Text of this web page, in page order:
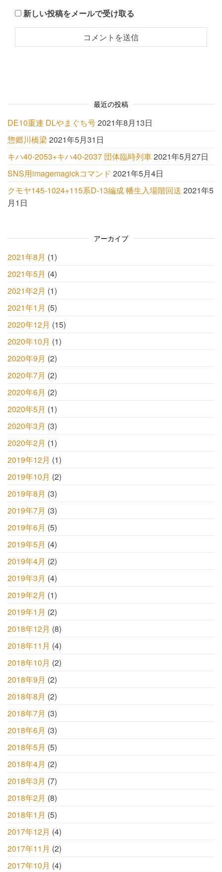
新しい投稿をメールで受け取る
最近の投稿
DE10重連 DLやまぐち号2021年8月13日
惣郷川橋梁 2021年5月31日
キハ40-2053+キハ40-2037 団体臨時列車2021年5月27日
SNS用imagemagickコマンド 2021年5月4日
クモヤ145-1024+115系D-13編成 幡生入場階回送 2021年5
月1日
アーカイブ
2021年8月 (1)
2021年5月 (4)
2021年2月 (1)
2021年1月 (5)
2020年12月 (15)
2020年10月 (1)
2020年9月 (2)
2020年7月 (2)
2020年6月 (2)
2020年5月 (1)
2020年3月 (3)
2020年2月 (1)
2019年12月 (1)
2019年10月 (2)
2019年8月 (3)
2019年7月 (3)
2019年6月 (5)
2019年5月 (4)
2019年4月 (2)
2019年3月 (4)
2019年2月 (1)
2019年1月 (2)
2018年12月 (8)
2018年11月 (4)
2018年10月 (2)
2018年9月 (2)
2018年8月 (2)
2018年7月 (3)
2018年6月 (3)
2018年5月 (5)
2018年4月 (2)
2018年3月 (7)
2018年2月 (8)
2018年1月 (5)
2017年12月 (4)
2017年11月 (2)
2017年10月 (4)